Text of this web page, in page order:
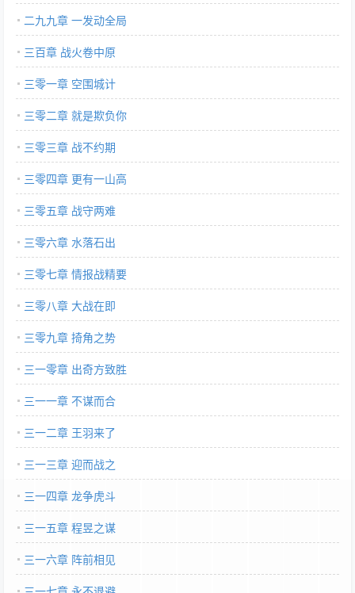
二九九章 一发动全局
三百章 战火卷中原
三零一章 空围城计
三零二章 就是欺负你
三零三章 战不约期
三零四章 更有一山高
三零五章 战守两难
三零六章 水落石出
三零七章 情报战精要
三零八章 大战在即
三零九章 掎角之势
三一零章 出奇方致胜
三一一章 不谋而合
三一二章 王羽来了
三一三章 迎而战之
三一四章 龙争虎斗
三一五章 程昱之谋
三一六章 阵前相见